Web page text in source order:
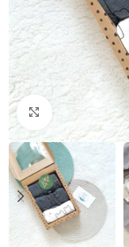
Click to enlarge